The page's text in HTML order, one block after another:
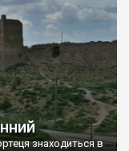
знаходиться в